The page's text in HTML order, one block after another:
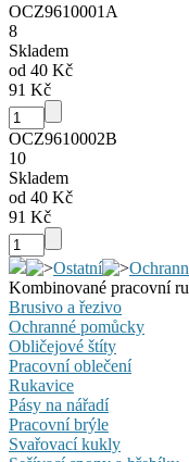
OCZ9610001A
8
Skladem
od 40 Kč
91 Kč
OCZ9610002B
10
Skladem
od 40 Kč
91 Kč
Ostatní
Kombinované pracovní
Brusivo a řezivo
Ochranné pomůcky
Obličejové štíty
Pracovní oblečení
Rukavice
Pásy na nářadí
Pracovní brýle
Svařovací kukly